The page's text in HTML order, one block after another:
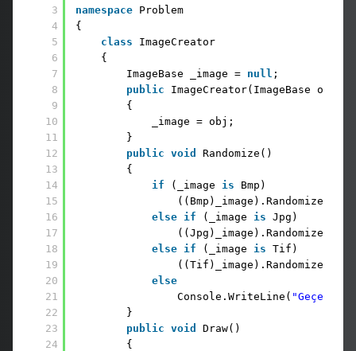
3
4
5
6
7
8
9
10
11
12
13
14
15
16
17
18
19
20
21
22
23
24
namespace Problem
{
class
ImageCreator
{
ImageBase _image = null ;
public
ImageCreator(ImageBase obj)
{
_image = obj;
}
public void
Randomize()
{
if
(_image is
Bmp)
((Bmp)_image).Randomize();
else if (_image is Jpg)
((Jpg)_image).Randomize();
else if (_image is Tif)
((Tif)_image).Randomize();
else
Console.WriteLine( "Geçersiz
}
public void
Draw()
{